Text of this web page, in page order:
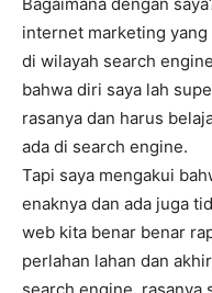
Bagaimana dengan
internet marketing
di wilayah search
bahwa diri saya lah
rasanya dan harus
ada di search engine.
Tapi saya mengakui
enaknya dan ada juga
web kita benar benar
perlahan lahan dan